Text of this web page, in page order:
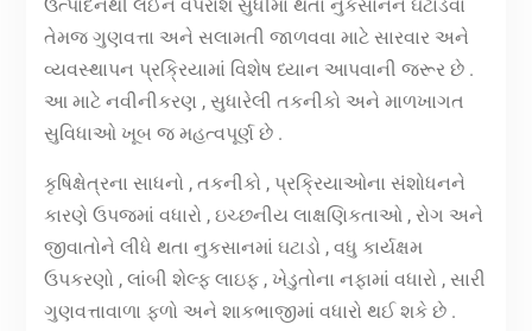
ઉત્પાદનથી લઈને વપરાશ સુધીમાં થતા નુકસાનને ઘટાડવા
તેમજ ગુણવત્તા અને સલામતી જાળવવા માટે સારવાર અને
વ્યવસ્થાપન પ્રક્રિયામાં વિશેષ ધ્યાન આપવાની જરૂર છે .
આ માટે નવીનીકરણ , સુધારેલી તકનીકો અને માળખાગત
સુવિધાઓ ખૂબ જ મહત્વપૂર્ણ છે .
કૃષિક્ષેત્રના સાધનો , તકનીકો , પ્રક્રિયાઓના સંશોધનને
કારણે ઉપજમાં વધારો , ઇચ્છનીય લાક્ષણિકતાઓ , રોગ અને
જીવાતોને લીધે થતા નુકસાનમાં ઘટાડો , વધુ કાર્યક્ષમ
ઉપકરણો , લાંબી શેલ્ફ લાઇફ , ખેડુતોના નફામાં વધારો , સારી
ગુણવત્તાવાળા ફળો અને શાકભાજીમાં વધારો થઈ શકે છે .